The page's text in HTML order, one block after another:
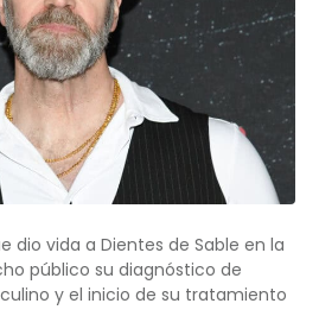
dio vida a Dientes de Sable en la
público su diagnóstico de
y el inicio de su tratamiento